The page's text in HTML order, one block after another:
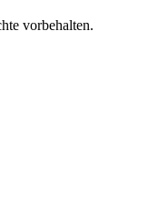
vorbehalten.